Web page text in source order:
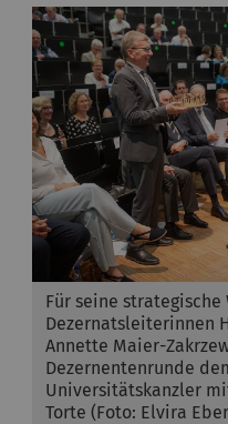
Für seine
Dezernatsleiterinnen
Annette Maier-
Dezernentenrunde
Universitätskanzler
Torte (Foto: Elvira